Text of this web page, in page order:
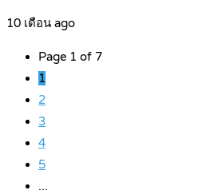
10 เดือน ago
Page 1 of 7
1
2
3
4
5
...